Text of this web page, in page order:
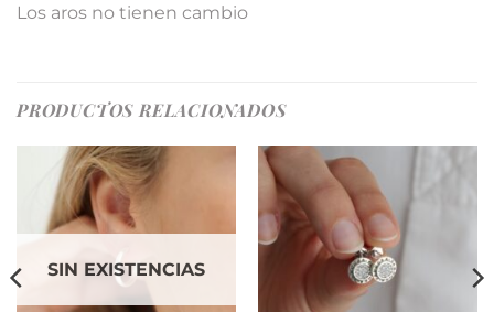
Los aros no tienen cambio
PRODUCTOS RELACIONADOS
SIN EXISTENCIAS